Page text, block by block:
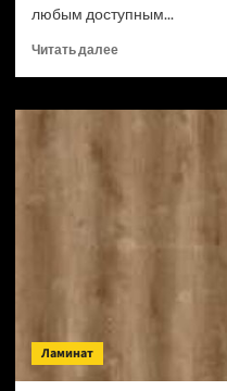
любым доступным...
Читать далееПрочитать
Кварцвиниловая
цен)
Ламинат